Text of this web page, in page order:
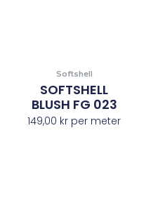
Softshell
SOFTSHELL
BLUSH FG 023
149,00 kr per meter